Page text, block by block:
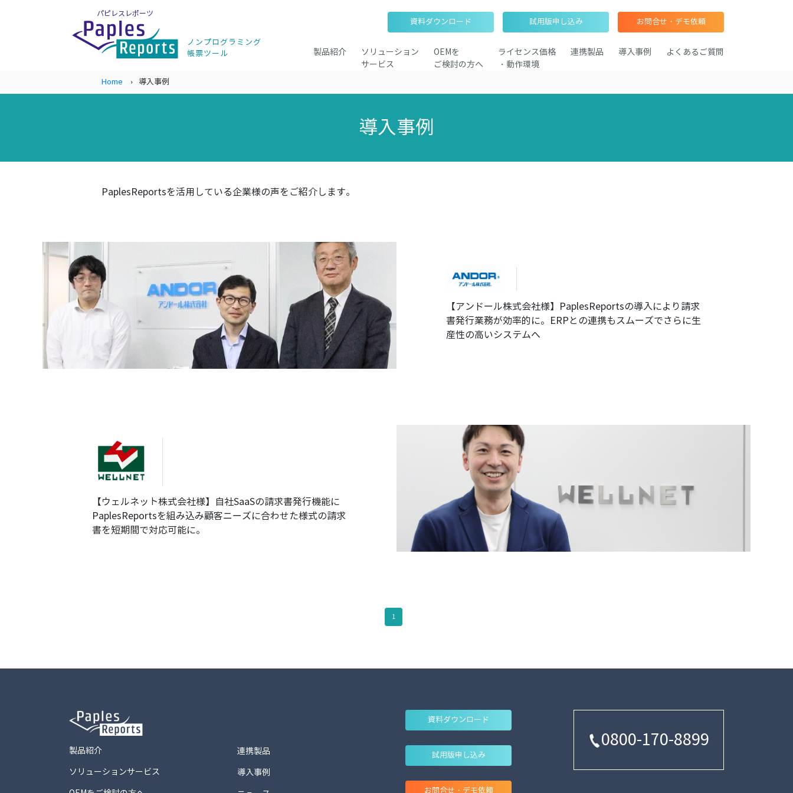
パピレスレポーツ
ノンプログラミング
帳票ツール
製品紹介
ソリューション
サービス
OEMを
ご検討の方へ
ライセンス価格
・動作環境
連携製品 導入事例 よくあるご質問
資料ダウンロード 試用版申し込み お問合せ・デモ依頼
Home 導入事例
導入事例
PaplesReportsを活用している企業様の声をご紹介します。
【アンドール株式会社様】PaplesReportsの導入により請求
書発行業務が効率的に。ERPとの連携もスムーズでさらに生
産性の高いシステムへ
【ウェルネット株式会社様】自社SaaSの請求書発行機能に
PaplesReportsを組み込み顧客ニーズに合わせた様式の請求
書を短期間で対応可能に。
1
製品紹介
ソリューションサービス
連携製品
導入事例
資料ダウンロード
試用版申し込み
お問合せ・デモ依頼
0800-170-8899